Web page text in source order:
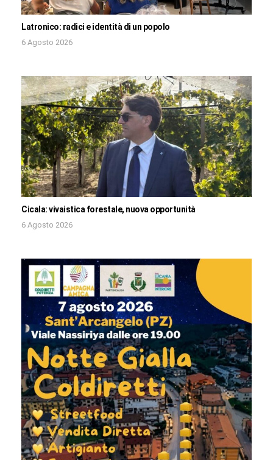
Latronico: radici e identità di un popolo
6 Agosto 2026
Cicala: vivaistica forestale, nuova opportunità
6 Agosto 2026